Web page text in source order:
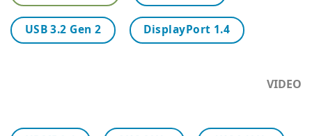
USB 3.2 Gen 2 DisplayPort 1.4
VIDEO